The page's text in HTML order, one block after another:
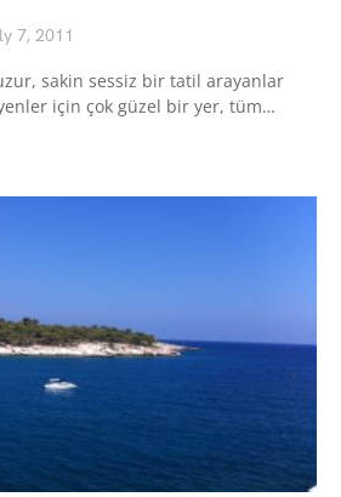
7, 2011
sakin sessiz bir tatil arayanlar
için çok güzel bir yer, tüm…